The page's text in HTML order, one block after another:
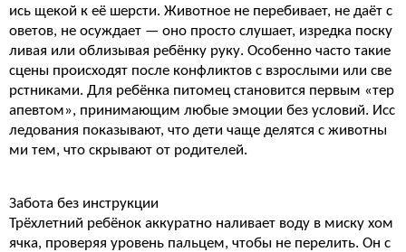
ись щекой к её шерсти. Животное не перебивает, не даёт с
оветов, не осуждает — оно просто слушает, изредка поску
ливая или облизывая ребёнку руку. Особенно часто такие
сцены происходят после конфликтов с взрослыми или све
рстниками. Для ребёнка питомец становится первым «тер
апевтом», принимающим любые эмоции без условий. Исс
ледования показывают, что дети чаще делятся с животны
ми тем, что скрывают от родителей.
Забота без инструкции
Трёхлетний ребёнок аккуратно наливает воду в миску хом
ячка, проверяя уровень пальцем, чтобы не перелить. Он с